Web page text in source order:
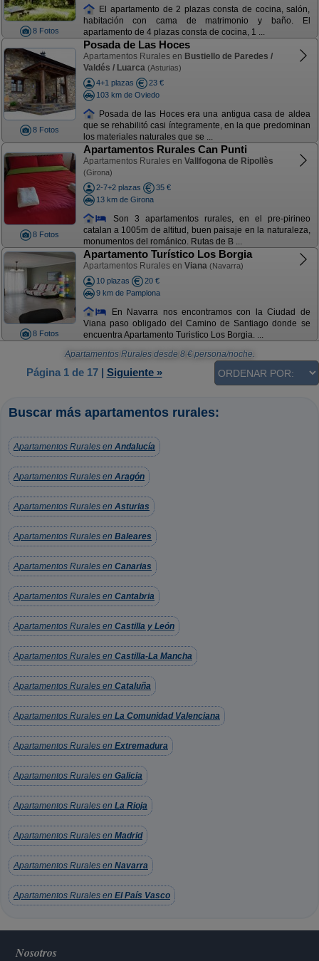
8 Fotos
El apartamento de 2 plazas consta de cocina, salón,
habitación con cama de matrimonio y baño. El
apartamento de 4 plazas consta de cocina, 1 ...
8 Fotos
Posada de Las Hoces
Apartamentos Rurales en Bustiello de Paredes /
Valdés / Luarca (Asturias)
4+1 plazas
23 €
103 km de Oviedo
Posada de las Hoces era una antigua casa de aldea
que se rehabilitó casi íntegramente, en la que predominan
los materiales naturales que se ...
8 Fotos
Apartamentos Rurales Can Punti
Apartamentos Rurales en Vallfogona de Ripollès
(Girona)
2-7+2 plazas
35 €
13 km de Girona
Son 3 apartamentos rurales, en el pre-pirineo
catalan a 1005m de altitud, buen paisaje en la naturaleza,
monumentos del románico. Rutas de B ...
8 Fotos
Apartamento Turístico Los Borgia
Apartamentos Rurales en Viana (Navarra)
10 plazas
20 €
9 km de Pamplona
En Navarra nos encontramos con la Ciudad de
Viana paso obligado del Camino de Santiago donde se
encuentra Apartamento Turistico Los Borgia. ...
Apartamentos Ruralesdesde 8€ persona/noche.
Página 1 de 17| Siguiente »
Buscar más apartamentos rurales:
Apartamentos Rurales en Andalucía
Apartamentos Rurales en Aragón
Apartamentos Rurales en Asturias
Apartamentos Rurales en Baleares
Apartamentos Rurales en Canarias
Apartamentos Rurales en Cantabria
Apartamentos Rurales en Castilla y León
Apartamentos Rurales en Castilla-La Mancha
Apartamentos Rurales en Cataluña
Apartamentos Rurales en La Comunidad Valenciana
Apartamentos Rurales en Extremadura
Apartamentos Rurales en Galicia
Apartamentos Rurales en La Rioja
Apartamentos Rurales en Madrid
Apartamentos Rurales en Navarra
Apartamentos Rurales en El País Vasco
Nosotros